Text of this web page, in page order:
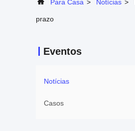
Para Casa > Notícias >
prazo
Eventos
Notícias
Casos